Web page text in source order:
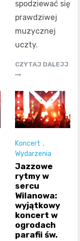
spodziewać się
prawdziwej
muzycznej
uczty.
CZYTAJ DALEJJ
Koncert ,
Wydarzenia
Jazzowe
rytmy w
sercu
Wilanowa:
wyjątkowy
koncert w
ogrodach
parafii św.